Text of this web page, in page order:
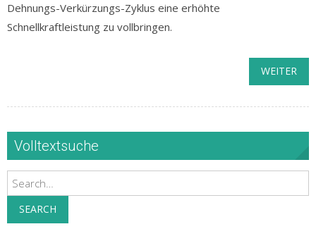
Dehnungs-Verkürzungs-Zyklus eine erhöhte
Schnellkraftleistung zu vollbringen.
WEITER
Volltextsuche
Search
SEARCH